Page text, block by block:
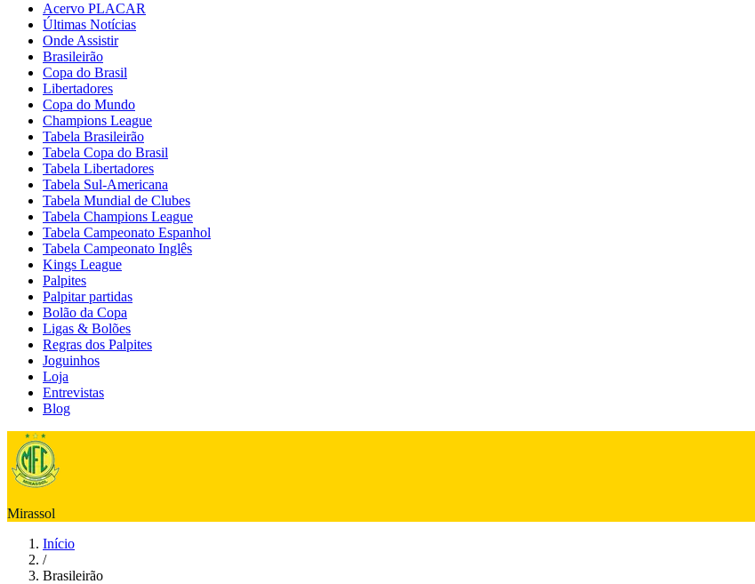
Acervo PLACAR
Últimas Notícias
Onde Assistir
Brasileirão
Copa do Brasil
Libertadores
Copa do Mundo
Champions League
Tabela Brasileirão
Tabela Copa do Brasil
Tabela Libertadores
Tabela Sul-Americana
Tabela Mundial de Clubes
Tabela Champions League
Tabela Campeonato Espanhol
Tabela Campeonato Inglês
Kings League
Palpites
Palpitar partidas
Bolão da Copa
Ligas & Bolões
Regras dos Palpites
Joguinhos
Loja
Entrevistas
Blog
Mirassol
Início
/
Brasileirão